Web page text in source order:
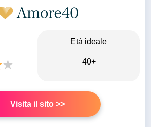
Età ideale
40+
Visita il sito >>